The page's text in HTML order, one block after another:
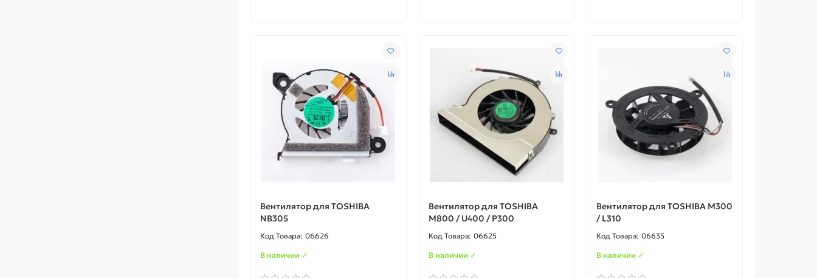
Вентилятор для TOSHIBA
NB305
06626
В наличии ✓
Вентилятор для TOSHIBA
M800 / U400 / P300
06625
В наличии ✓
Вентилятор для TOSHIBA M300
/ L310
06635
В наличии ✓